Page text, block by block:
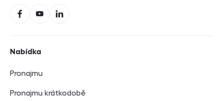
FacebookYouTubeLinkedIn
Nabídka
Pronajmu
Pronajmu krátkodobě